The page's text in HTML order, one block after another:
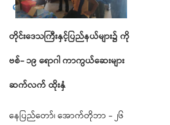
အောက်တိုဘာ - ၂၆
တိုင်းဒေသကြီးနှင့်ပြည်နယ်များ၌ ကို
ဗစ်-၁၉ ရောဂါကာကွယ်ဆေးများ
ဆက်လက်ထိုးနှံ
နေပြည်တော်၊ အောက်တိုဘာ - ၂၆